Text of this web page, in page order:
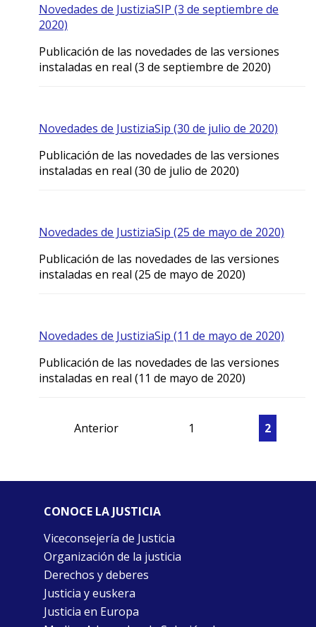
Novedades de JustiziaSIP (3 de septiembre de
2020)
Publicación de las novedades de las versiones
instaladas en real (3 de septiembre de 2020)
Novedades de JustiziaSip (30 de julio de 2020)
Publicación de las novedades de las versiones
instaladas en real (30 de julio de 2020)
Novedades de JustiziaSip (25 de mayo de 2020)
Publicación de las novedades de las versiones
instaladas en real (25 de mayo de 2020)
Novedades de JustiziaSip (11 de mayo de 2020)
Publicación de las novedades de las versiones
instaladas en real (11 de mayo de 2020)
Anterior 1 2
CONOCE LA JUSTICIA
Viceconsejería de Justicia
Organización de la justicia
Derechos y deberes
Justicia y euskera
Justicia en Europa